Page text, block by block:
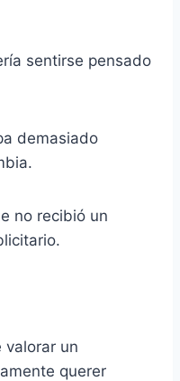
sentirse pensado
demasiado
no recibió un
valorar un
querer